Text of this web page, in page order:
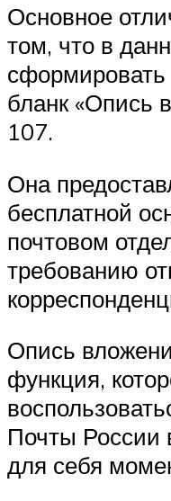
Основное
том, что в
бланк «Опись
107.
Она
бесплатной
почтовом
требованию
Опись
функция,
Почты России
для себя